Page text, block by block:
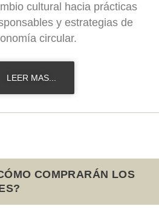
cultural hacia prácticas
y estrategias de
circular.
LEER MAS...
COMPRARÁN LOS